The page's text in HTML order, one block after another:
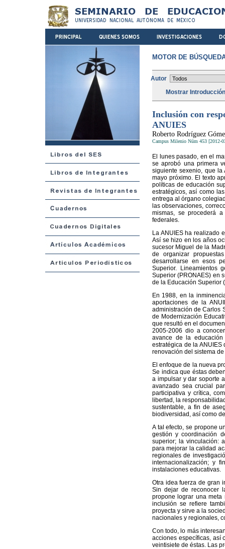
MOTOR DE
Autor
Mostrar
Inclusión con
ANUIES
Roberto Rodríguez
Campus Milenio Núm 453 [2012-
El lunes pasado, en el
se aprobó una primera
siguiente sexenio, que la
mayo próximo. El texto
políticas de educación
estratégicos, así como
entrega al órgano
las observaciones,
mismas, se procederá
federales.
La ANUIES ha realizado
Así se hizo en los años
sucesor Miguel de la
de organizar
desarrollarse en esos
Superior. Lineamientos
Superior (PRONAES) en
de la Educación Superior
En 1988, en la
aportaciones de la
administración de Carlos
de Modernización
que resultó en el
2005-2006 dio a
avance de la
estratégica de la
renovación del sistema
El enfoque de la nueva
Se indica que éstas
a impulsar y dar soporte
avanzado sea crucial
participativa y crítica,
libertad, la
sustentable, a fin de
biodiversidad, así como
A tal efecto, se propone
gestión y coordinación
superior; la vinculación:
para mejorar la calidad
regionales de
internacionalización; y
instalaciones educativas.
Otra idea fuerza de gran
Sin dejar de reconocer
propone lograr una
inclusión se refiere
proyecta y sirve a la
nacionales y regionales,
Con todo, lo más
acciones específicas, así
veintisiete de éstas. Las